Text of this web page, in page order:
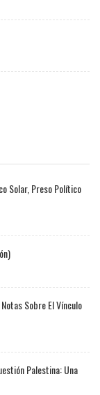
Solar, Preso Político
Sobre El Vínculo
Palestina: Una